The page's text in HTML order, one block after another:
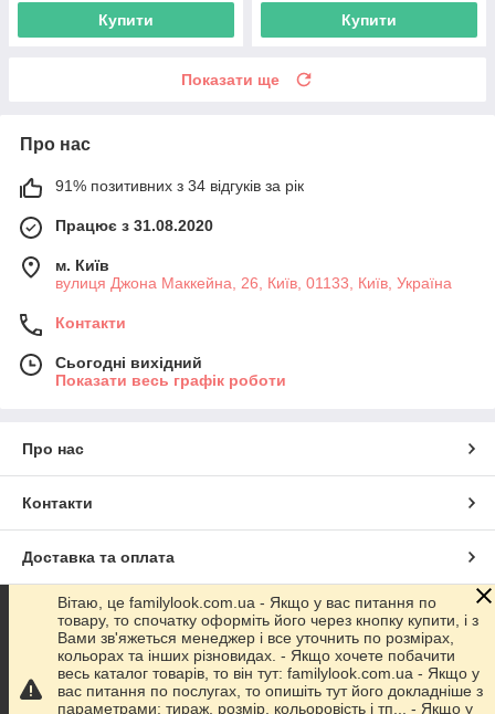
Купити Купити
Показати ще
Про нас
91% позитивних з 34 відгуків за рік
Працює з 31.08.2020
м. Київ
вулиця Джона Маккейна, 26, Київ, 01133, Київ, Україна
Контакти
Сьогодні вихідний
Показати весь графік роботи
Про нас
Контакти
Доставка та оплата
Графік роботи
Повна версія сайту
Вітаю, це familylook.com.ua - Якщо у вас питання по
товару, то спочатку оформіть його через кнопку купити, і з
Вами зв'яжеться менеджер і все уточнить по розмірах,
кольорах та інших різновидах. - Якщо хочете побачити
весь каталог товарів, то він тут: familylook.com.ua - Якщо у
вас питання по послугах, то опишіть тут його докладніше з
параметрами: тираж, розмір, кольоровість і тп... - Якщо у